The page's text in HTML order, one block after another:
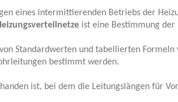
eines intermittierenden Betriebs der
ist eine Bestimmung
Standardwerten und tabellierten
bestimmt werden.
ist, bei dem die Leitungslängen für